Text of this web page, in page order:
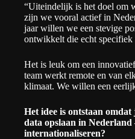
“Uiteindelijk is het doel om
zijn we vooral actief in
jaar willen we een stevige
ontwikkelt die echt specifiek
Het is leuk om een
team werkt remote en van
klimaat. We willen een
Het idee is ontstaan omdat
data opslaan in
internationaliseren?